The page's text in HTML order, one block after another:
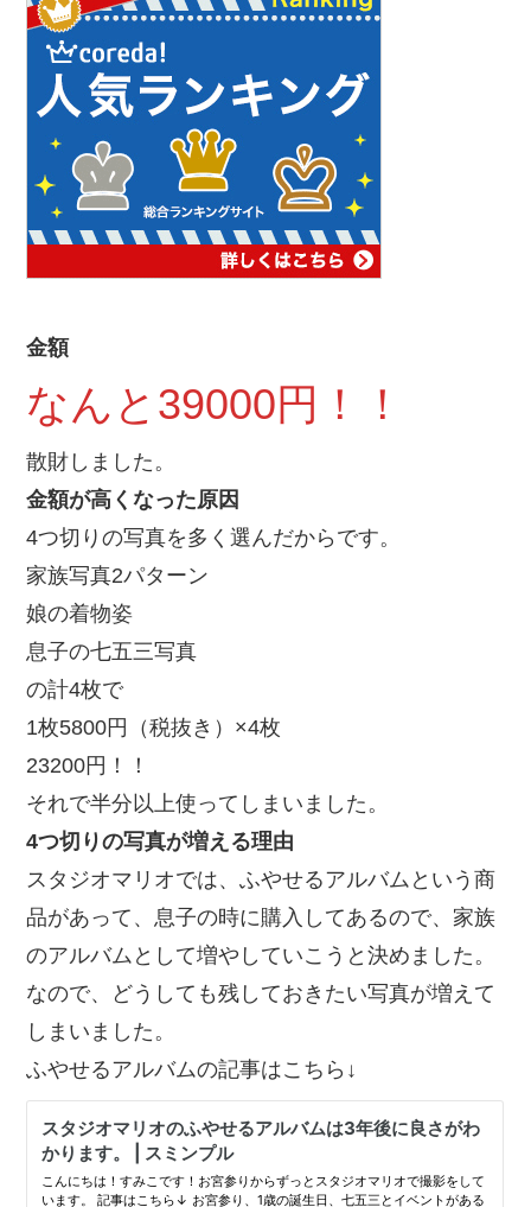
金額
なんと39000円！！
散財しました。
金額が高くなった原因
4つ切りの写真を多く選んだからです。
家族写真2パターン
娘の着物姿
息子の七五三写真
の計4枚で
1枚5800円（税抜き）×4枚
23200円！！
それで半分以上使ってしまいました。
4つ切りの写真が増える理由
スタジオマリオでは、ふやせるアルバムという商
品があって、息子の時に購入してあるので、家族
のアルバムとして増やしていこうと決めました。
なので、どうしても残しておきたい写真が増えて
しまいました。
ふやせるアルバムの記事はこちら↓